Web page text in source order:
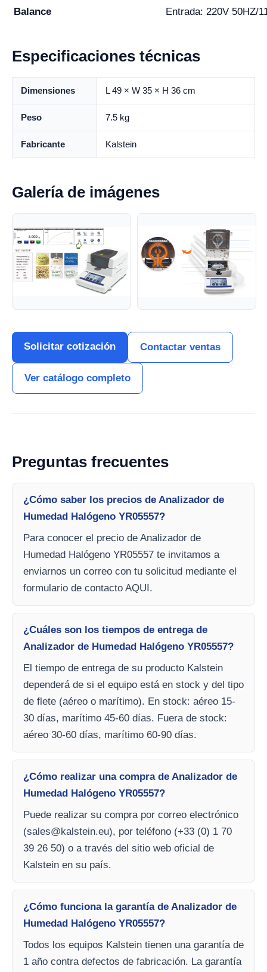
Balance
Entrada: 220V 50HZ/
Especificaciones técnicas
Dimensiones L 49 × W 35 × H 36 cm
Peso 7.5 kg
Fabricante Kalstein
Galería de imágenes
Solicitar cotización Contactar ventas
Ver catálogo completo
Preguntas frecuentes
¿Cómo saber los precios de Analizador de
Humedad Halógeno YR05557?
Para conocer el precio de Analizador de
Humedad Halógeno YR05557 te invitamos a
enviarnos un correo con tu solicitud mediante el
formulario de contacto AQUI.
¿Cuáles son los tiempos de entrega de
Analizador de Humedad Halógeno YR05557?
El tiempo de entrega de su producto Kalstein
dependerá de si el equipo está en stock y del tipo
de flete (aéreo o marítimo). En stock: aéreo 15-
30 días, marítimo 45-60 días. Fuera de stock:
aéreo 30-60 días, marítimo 60-90 días.
¿Cómo realizar una compra de Analizador de
Humedad Halógeno YR05557?
Puede realizar su compra por correo electrónico
(sales@kalstein.eu), por teléfono (+33 (0) 1 70
39 26 50) o a través del sitio web oficial de
Kalstein en su país.
¿Cómo funciona la garantía de Analizador de
Humedad Halógeno YR05557?
Todos los equipos Kalstein tienen una garantía de
1 año contra defectos de fabricación. La garantía